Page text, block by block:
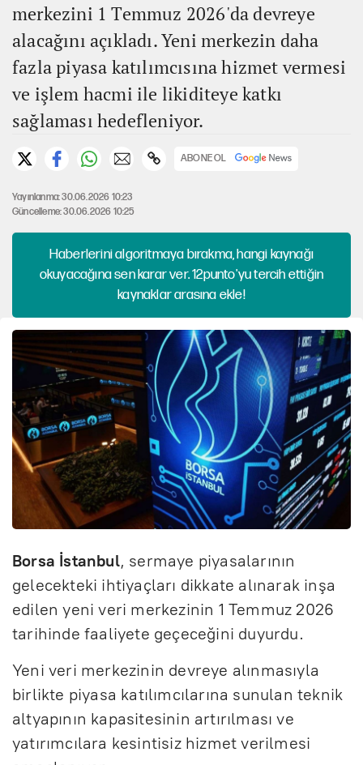
merkezini 1 Temmuz 2026'da devreye
alacağını açıkladı. Yeni merkezin daha
fazla piyasa katılımcısına hizmet vermesi
ve işlem hacmi ile likiditeye katkı
sağlaması hedefleniyor.
ABONE OL
Yayınlanma: 30.06.2026 10:23
Güncelleme: 30.06.2026 10:25
Haberlerini algoritmaya bırakma, hangi kaynağı
okuyacağına sen karar ver. 12punto'yu tercih ettiğin
kaynaklar arasına ekle!
Borsa İstanbul, sermaye piyasalarının
gelecekteki ihtiyaçları dikkate alınarak inşa
edilen yeni veri merkezinin 1 Temmuz 2026
tarihinde faaliyete geçeceğini duyurdu.
Yeni veri merkezinin devreye alınmasıyla
birlikte piyasa katılımcılarına sunulan teknik
altyapının kapasitesinin artırılması ve
yatırımcılara kesintisiz hizmet verilmesi